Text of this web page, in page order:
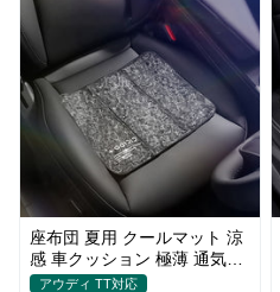
座布団 夏用 クールマット 涼
感 車クッション 極薄 通気性
丸洗いOK すずしい
アウディ TT対応